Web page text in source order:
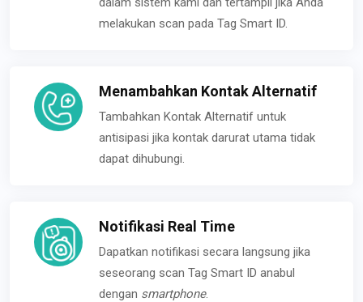
melakukan scan pada Tag Smart ID.
Menambahkan Kontak Alternatif
Tambahkan Kontak Alternatif untuk
antisipasi jika kontak darurat utama tidak
dapat dihubungi.
Notifikasi Real Time
Dapatkan notifikasi secara langsung jika
seseorang scan Tag Smart ID anabul
dengan smartphone.